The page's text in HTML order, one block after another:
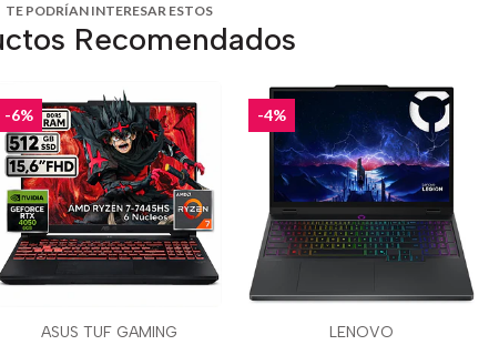
TE PODRÍAN INTERESAR ESTOS
Recomendados
-6%
ASUS TUF GAMING
-4%
LENOVO